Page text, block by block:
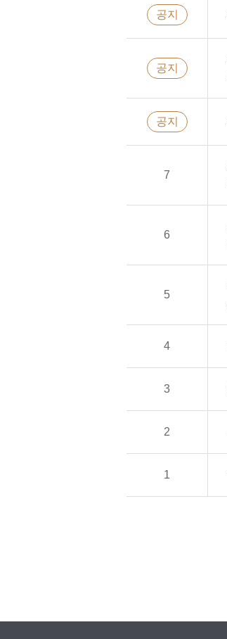
공지
공지
공지
7
6
5
4
3
2
1